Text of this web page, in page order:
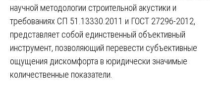
научной методологии строительной акустики и
требованиях СП 51.13330.2011 и ГОСТ 27296-2012,
представляет собой единственный объективный
инструмент, позволяющий перевести субъективные
ощущения дискомфорта в юридически значимые
количественные показатели.